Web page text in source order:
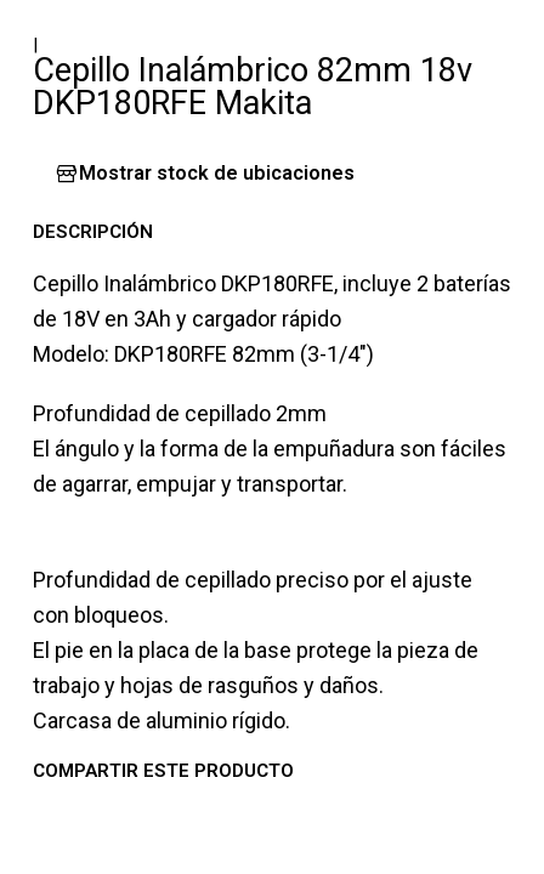
|
Cepillo Inalámbrico 82mm 18v
DKP180RFE Makita
Mostrar stock de ubicaciones
DESCRIPCIÓN
Cepillo Inalámbrico DKP180RFE, incluye 2 baterías
de 18V en 3Ah y cargador rápido
Modelo: DKP180RFE 82mm (3-1/4″)
Profundidad de cepillado 2mm
El ángulo y la forma de la empuñadura son fáciles
de agarrar, empujar y transportar.
Profundidad de cepillado preciso por el ajuste
con bloqueos.
El pie en la placa de la base protege la pieza de
trabajo y hojas de rasguños y daños.
Carcasa de aluminio rígido.
COMPARTIR ESTE PRODUCTO